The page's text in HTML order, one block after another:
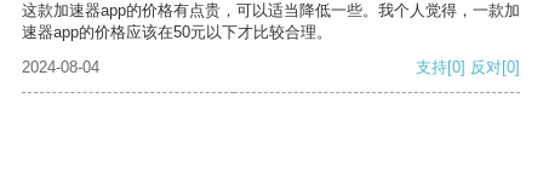
这款加速器app的价格有点贵，可以适当降低一些。我个人觉得，一款加
速器app的价格应该在50元以下才比较合理。
2024-08-04
支持[0] 反对[0]